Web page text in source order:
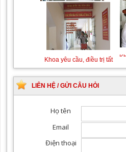
Phòng khám chuyên
khoa Nhi
Khoa yêu cầu, điều trị tất
cả các chuyên khoa
Khám Ngoại khoa
LIÊN HỆ / GỬI CÂU HỎI